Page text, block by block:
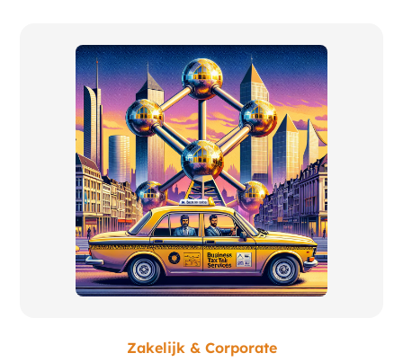
Zakelijk & Corporate